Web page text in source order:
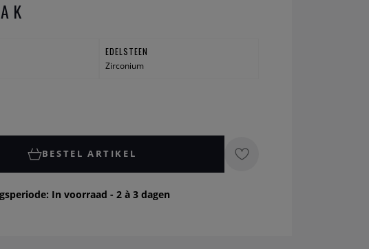
EDELSTEEN
Zirconium
BESTEL ARTIKEL
In voorraad - 2 à 3 dagen